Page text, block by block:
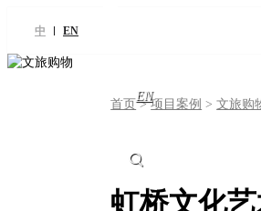
EN
中 EN
首页>项目案例 >文旅购
虹桥文化